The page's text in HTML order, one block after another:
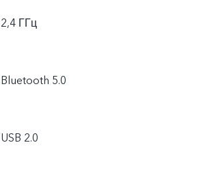
2,4 ГГц
Bluetooth 5.0
USB 2.0